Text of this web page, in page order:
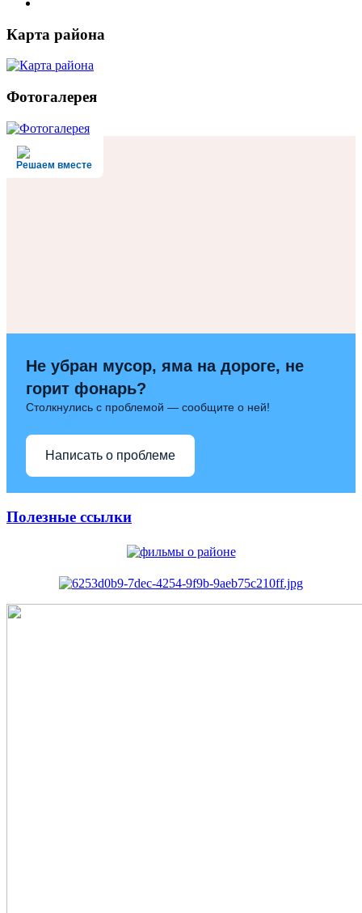
Карта района
Фотогалерея
Решаем вместе
Не убран мусор, яма на дороге, не
горит фонарь?
Столкнулись с проблемой — сообщите о ней!
Написать о проблеме
Полезные ссылки